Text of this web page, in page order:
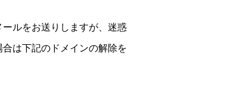
ルをお送りしますが、迷惑
は下記のドメインの解除を